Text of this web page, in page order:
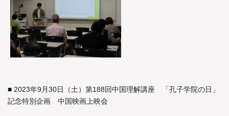
■ 2023年9月30日（土）第188回中国理解講座 「孔子学院の日」
記念特別企画 中国映画上映会